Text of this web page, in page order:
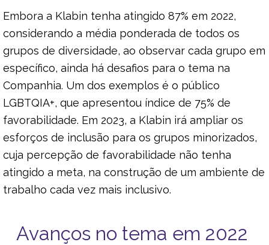
Embora a Klabin tenha atingido 87% em 2022,
considerando a média ponderada de todos os
grupos de diversidade, ao observar cada grupo em
específico, ainda há desafios para o tema na
Companhia. Um dos exemplos é o público
LGBTQIA+, que apresentou índice de 75% de
favorabilidade. Em 2023, a Klabin irá ampliar os
esforços de inclusão para os grupos minorizados,
cuja percepção de favorabilidade não tenha
atingido a meta, na construção de um ambiente de
trabalho cada vez mais inclusivo.
Avanços no tema em 2022